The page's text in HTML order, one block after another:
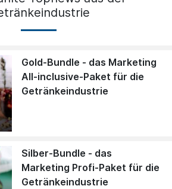
Gold-Bundle - das Marketing
All-inclusive-Paket für die
Getränkeindustrie
Silber-Bundle - das
Marketing Profi-Paket für die
Getränkeindustrie